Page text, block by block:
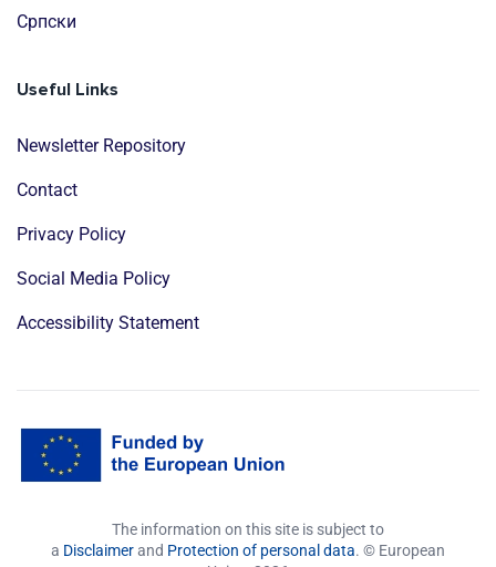
Cрпски
Useful Links
Newsletter Repository
Contact
Privacy Policy
Social Media Policy
Accessibility Statement
The information on this site is subject to
a Disclaimerand Protection of personal data. © European